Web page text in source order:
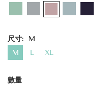
尺寸: M
M
L XL
數量